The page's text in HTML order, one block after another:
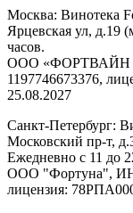
Москва: Винотека
Ярцевская ул, д.19
часов.
ООО «ФОРТВАЙН
1197746673376,
25.08.2027
Санкт-Петербург:
Московский пр-т,
Ежедневно с 11 до
ООО "Фортуна",
лицензия: